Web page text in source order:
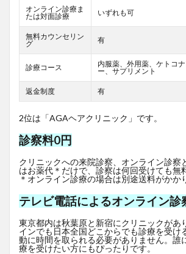
オンライン診療ま
たは対面診療
いずれも可
無料カウンセリン
グ
有
診療コース
内服薬、外用薬、ケトコ
ー、サプリメント
返金制度 有
2位は「AGAヘアクリニック」です。
診察料0円
クリニックへの来院診察、オンライン診察
はお薬代＊だけで、診察は何回受けても無
＊オンライン診療の場合は別途送料がかか
テレビ電話によるオンライン診
東京都内は秋葉原と新宿にクリニックがあ
インでも日本全国どこからでも診療を受け
動に時間を取られる必要がありません。誰
療を受けたい方にもぴったりです。